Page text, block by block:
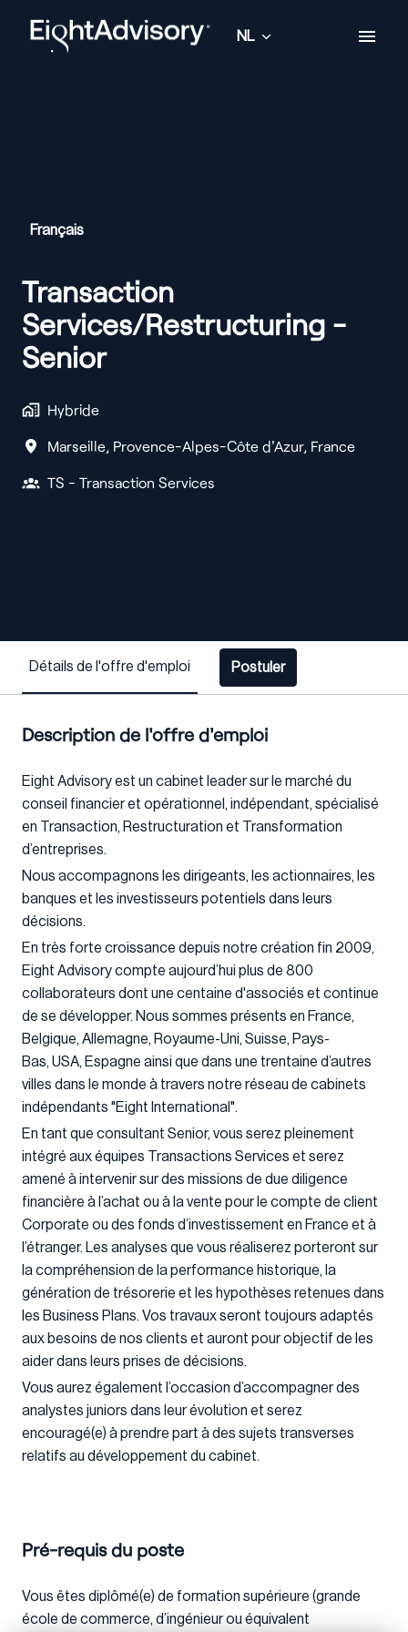
Homepagina
NL
Français
Transaction
Services/Restructuring -
Senior
Hybride
Marseille, Provence-Alpes-Côte d'Azur, France
TS - Transaction Services
Détails de l'offre d'emploi Postuler
Description de l'offre d'emploi
Eight Advisory est un cabinet leader sur le marché du
conseil financier et opérationnel, indépendant, spécialisé
en Transaction, Restructuration et Transformation
d’entreprises.
Nous accompagnons les dirigeants, les actionnaires, les
banques et les investisseurs potentiels dans leurs
décisions.
En très forte croissance depuis notre création fin 2009,
Eight Advisory compte aujourd’hui plus de 800
collaborateurs dont une centaine d'associés et continue
de se développer. Nous sommes présents en France,
Belgique, Allemagne, Royaume-Uni, Suisse, Pays-
Bas, USA, Espagne ainsi que dans une trentaine d’autres
villes dans le monde à travers notre réseau de cabinets
indépendants "Eight International".
En tant que consultant Senior, vous serez pleinement
intégré aux équipes Transactions Services et serez
amené à intervenir sur des missions de due diligence
financière à l’achat ou à la vente pour le compte de client
Corporate ou des fonds d’investissement en France et à
l’étranger. Les analyses que vous réaliserez porteront sur
la compréhension de la performance historique, la
génération de trésorerie et les hypothèses retenues dans
les Business Plans. Vos travaux seront toujours adaptés
aux besoins de nos clients et auront pour objectif de les
aider dans leurs prises de décisions.
Vous aurez également l’occasion d’accompagner des
analystes juniors dans leur évolution et serez
encouragé(e) à prendre part à des sujets transverses
relatifs au développement du cabinet.
Pré-requis du poste
Vous êtes diplômé(e) de formation supérieure (grande
école de commerce, d’ingénieur ou équivalent